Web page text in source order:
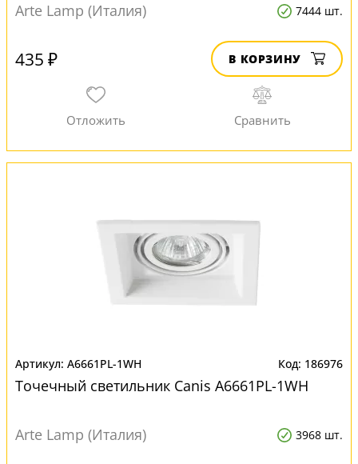
Arte Lamp (Италия) 7444 шт.
435 ₽ В КОРЗИНУ
A6661PL-1WH 186976
Точечный светильник Canis A6661PL-1WH
Arte Lamp (Италия) 3968 шт.